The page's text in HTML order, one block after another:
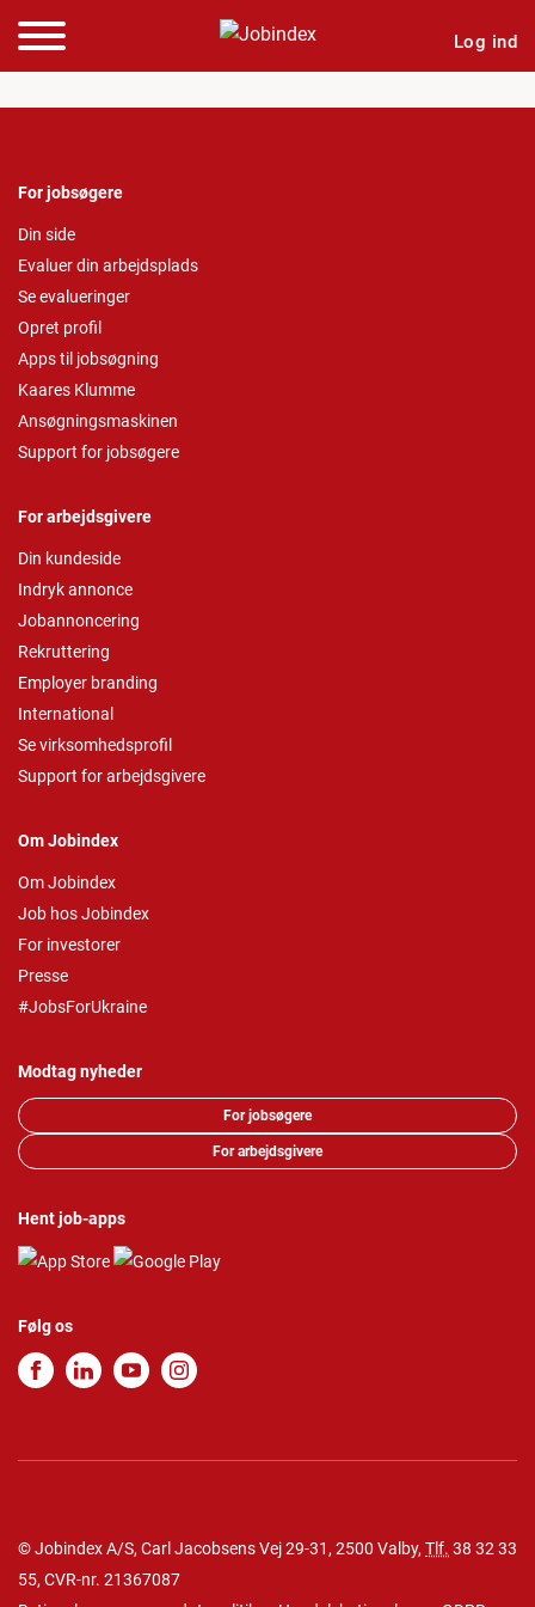
Log ind
For jobsøgere
Din side
Evaluer din arbejdsplads
Se evalueringer
Opret profil
Apps til jobsøgning
Kaares Klumme
Ansøgningsmaskinen
Support for jobsøgere
For arbejdsgivere
Din kundeside
Indryk annonce
Jobannoncering
Rekruttering
Employer branding
International
Se virksomhedsprofil
Support for arbejdsgivere
Om Jobindex
Om Jobindex
Job hos Jobindex
For investorer
Presse
#JobsForUkraine
Modtag nyheder
For jobsøgere
For arbejdsgivere
Hent job-apps
Følg os
© Jobindex A/S, Carl Jacobsens Vej 29-31, 2500 Valby, Tlf. 38 32 33
55, CVR-nr. 21367087